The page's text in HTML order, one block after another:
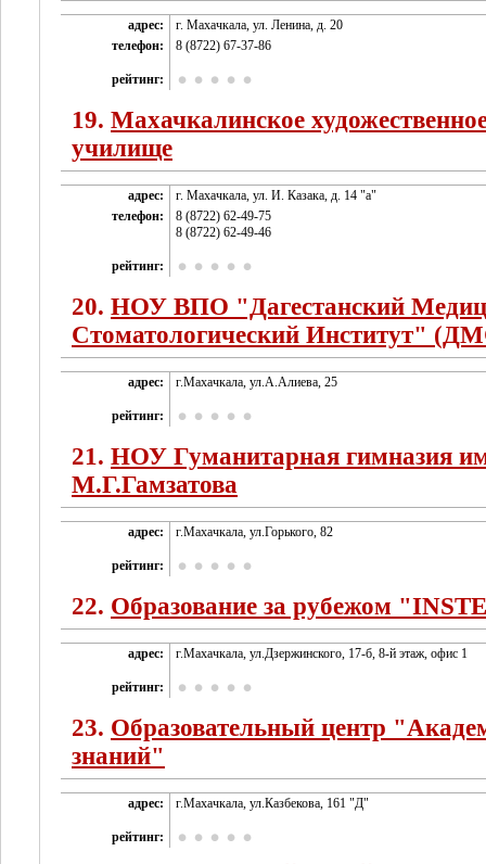
адрес:
г. Махачкала, ул. Ленина, д. 20
телефон:
8 (8722) 67-37-86
рейтинг:
19. Махачкалинское
училище
адрес:
г. Махачкала, ул. И. Казака, д. 14 "а"
телефон:
8 (8722) 62-49-75
8 (8722) 62-49-46
рейтинг:
20. НОУ ВПО "Дагестанский
Стоматологический Институт"
адрес: г.Махачкала, ул.А.Алиева, 25
рейтинг:
21. НОУ Гуманитарная гимназия
М.Г.Гамзатова
адрес: г.Махачкала, ул.Горького, 82
рейтинг:
22. Образование за рубежом
адрес: г.Махачкала, ул.Дзержинского, 17-б, 8-й этаж, офис 1
рейтинг:
23. Образовательный центр
знаний"
адрес: г.Махачкала, ул.Казбекова, 161 "Д"
рейтинг: